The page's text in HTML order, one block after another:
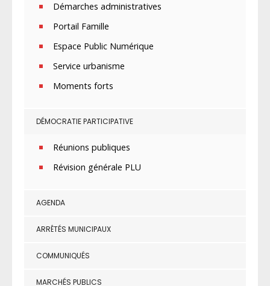
Démarches administratives
Portail Famille
Espace Public Numérique
Service urbanisme
Moments forts
DÉMOCRATIE PARTICIPATIVE
Réunions publiques
Révision générale PLU
AGENDA
ARRÊTÉS MUNICIPAUX
COMMUNIQUÉS
MARCHÉS PUBLICS